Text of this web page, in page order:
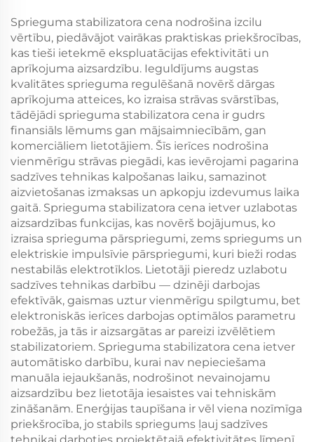
Sprieguma stabilizatora cena nodrošina izcilu
vērtību, piedāvājot vairākas praktiskas priekšrocības,
kas tieši ietekmē ekspluatācijas efektivitāti un
aprīkojuma aizsardzību. Ieguldījums augstas
kvalitātes sprieguma regulēšanā novērš dārgas
aprīkojuma atteices, ko izraisa strāvas svārstības,
tādējādi sprieguma stabilizatora cena ir gudrs
finansiāls lēmums gan mājsaimniecībām, gan
komerciāliem lietotājiem. Šīs ierīces nodrošina
vienmērīgu strāvas piegādi, kas ievērojami pagarina
sadzīves tehnikas kalpošanas laiku, samazinot
aizvietošanas izmaksas un apkopju izdevumus laika
gaitā. Sprieguma stabilizatora cena ietver uzlabotas
aizsardzības funkcijas, kas novērš bojājumus, ko
izraisa sprieguma pārspriegumi, zems spriegums un
elektriskie impulsīvie pārspriegumi, kuri bieži rodas
nestabilās elektrotīklos. Lietotāji pieredz uzlabotu
sadzīves tehnikas darbību — dzinēji darbojas
efektīvāk, gaismas uztur vienmērīgu spilgtumu, bet
elektroniskās ierīces darbojas optimālos parametru
robežās, ja tās ir aizsargātas ar pareizi izvēlētiem
stabilizatoriem. Sprieguma stabilizatora cena ietver
automātisko darbību, kurai nav nepieciešama
manuāla iejaukšanās, nodrošinot nevainojamu
aizsardzību bez lietotāja iesaistes vai tehniskām
zināšanām. Enerģijas taupīšana ir vēl viena nozīmīga
priekšrocība, jo stabils spriegums ļauj sadzīves